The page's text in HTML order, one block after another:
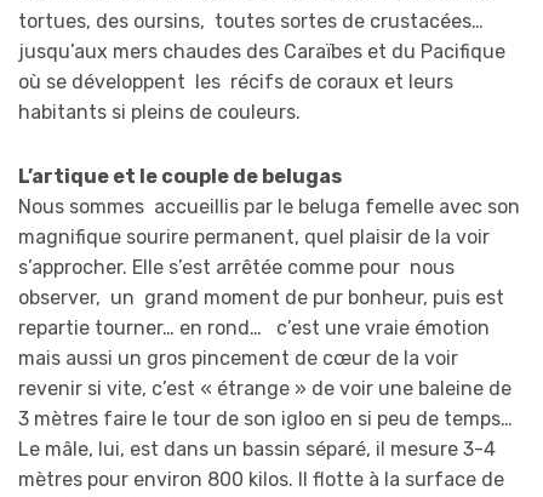
tortues, des oursins, toutes sortes de crustacées…
jusqu’aux mers chaudes des Caraïbes et du Pacifique
où se développent les récifs de coraux et leurs
habitants si pleins de couleurs.
L’artique et le couple de belugas
Nous sommes accueillis par le beluga femelle avec son
magnifique sourire permanent, quel plaisir de la voir
s’approcher. Elle s’est arrêtée comme pour nous
observer, un grand moment de pur bonheur, puis est
repartie tourner… en rond… c’est une vraie émotion
mais aussi un gros pincement de cœur de la voir
revenir si vite, c’est « étrange » de voir une baleine de
3 mètres faire le tour de son igloo en si peu de temps…
Le mâle, lui, est dans un bassin séparé, il mesure 3-4
mètres pour environ 800 kilos. Il flotte à la surface de